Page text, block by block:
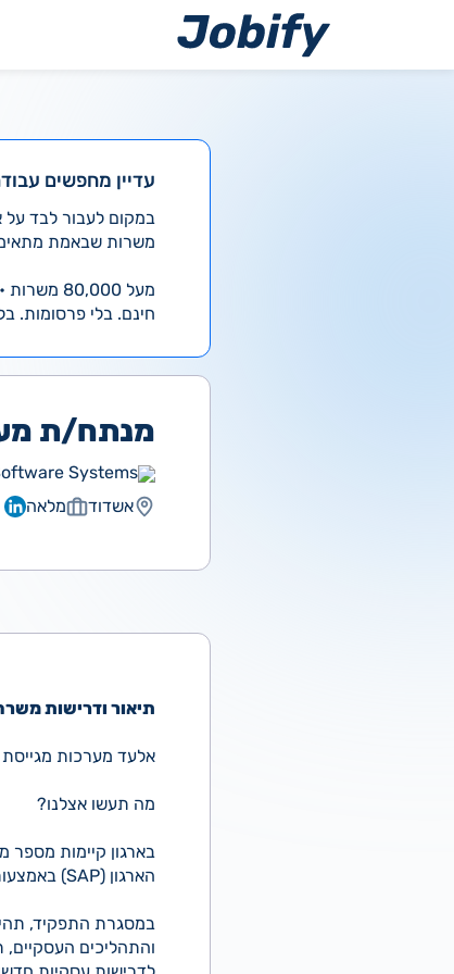
עדיין מחפשים
משרות שבאמת
מעל 80,000 משרות • 4,000 חדשות ביום
חינם. בלי פרסומות.
מנתח/ת
Systems
אשדוד
מלאה
תיאור ודרישות
אלעד מערכות
מה תעשו אצלנו?
בארגון קיימות
הארגון (SAP) באמצעות תהליכים וממשקים מרובים.
במסגרת התפקיד,
והתהליכים